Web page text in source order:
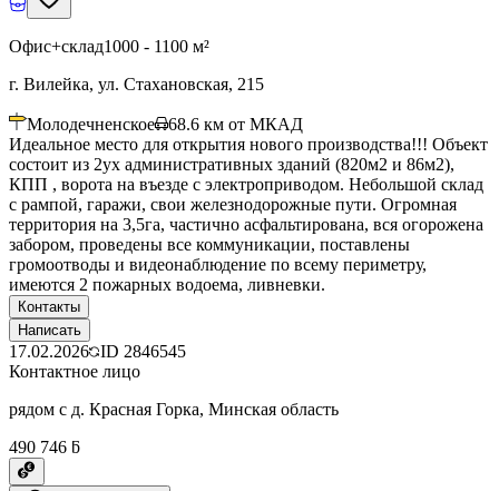
Офис+склад1000 - 1100 м²
г. Вилейка, ул. Стахановская, 215
Молодечненское 68.6 км от МКАД
Идеальное место для открытия нового производства!!! Объект
состоит из 2ух административных зданий (820м2 и 86м2),
КПП , ворота на въезде с электроприводом. Небольшой склад
с рампой, гаражи, свои железнодорожные пути. Огромная
территория на 3,5га, частично асфальтирована, вся огорожена
забором, проведены все коммуникации, поставлены
громоотводы и видеонаблюдение по всему периметру,
имеются 2 пожарных водоема, ливневки.
Контакты
Написать
17.02.2026 ID 2846545
Контактное лицо
рядом с д. Красная Горка, Минская область
490 746 ƃ